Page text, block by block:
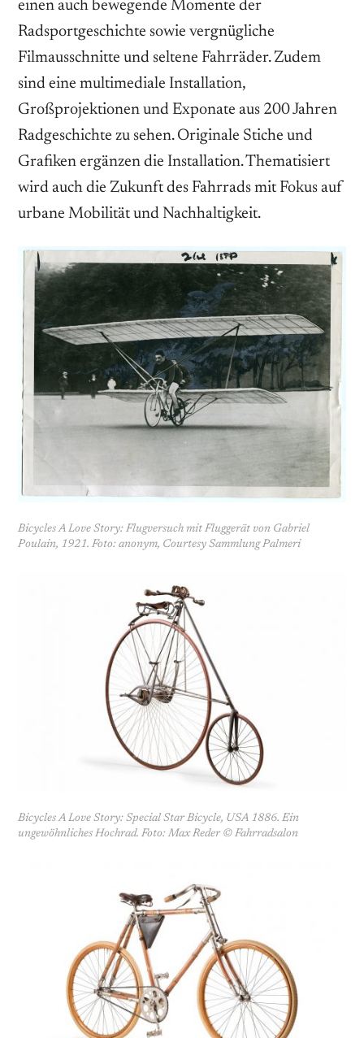
einen auch bewegende Momente der
Radsportgeschichte sowie vergnügliche
Filmausschnitte und seltene Fahrräder. Zudem
sind eine multimediale Installation,
Großprojektionen und Exponate aus 200 Jahren
Radgeschichte zu sehen. Originale Stiche und
Grafiken ergänzen die Installation. Thematisiert
wird auch die Zukunft des Fahrrads mit Fokus auf
urbane Mobilität und Nachhaltigkeit.
Bicycles A Love Story: Flugversuch mit Fluggerät von Gabriel
Poulain, 1921. Foto: anonym, Courtesy Sammlung Palmeri
Bicycles A Love Story: Special Star Bicycle, USA 1886. Ein
ungewöhnliches Hochrad. Foto: Max Reder © Fahrradsalon